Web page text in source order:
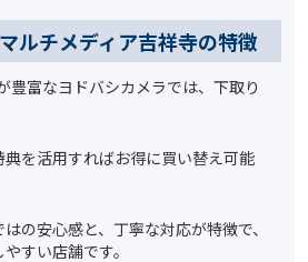
ルチメディア吉祥寺の特徴
豊富なヨドバシカメラでは、下取り
を活用すればお得に買い替え可能
の安心感と、丁寧な対応が特徴で、
すい店舗です。